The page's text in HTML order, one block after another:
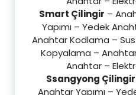
Smart Çilingir –
Yapımı – Yedek
Anahtar Kodlama –
Kopyalama –
Anahtar –
Ssangyong Çilingir
Anahtar Yapımı –